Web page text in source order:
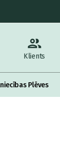
Klients
Plēves